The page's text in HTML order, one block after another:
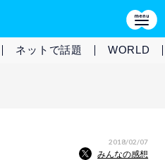
ネットで話題 WORLD
2018/02/07
みんなの感想